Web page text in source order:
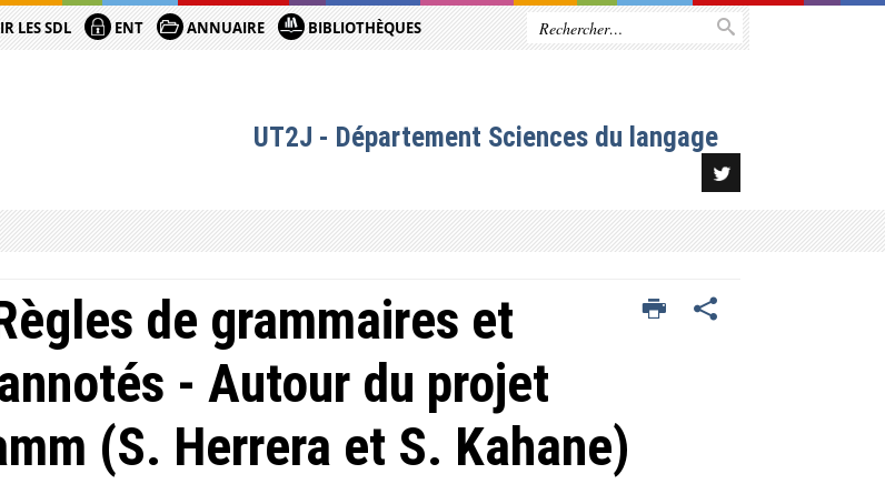
LES SDL ENT ANNUAIRE BIBLIOTHÈQUES
UT2J - Département Sciences du langage
de grammaires et
- Autour du projet
(S. Herrera et S. Kahane)